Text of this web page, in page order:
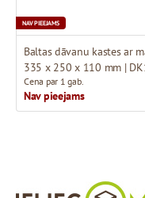
NAV PIEEJAMS
335 x 250 x 110 mm |
Cena par 1 gab.
Nav pieejams